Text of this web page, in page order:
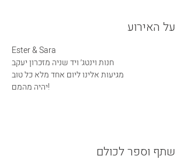
על האירוע
Ester & Sara
חנות וינטג׳ ויד שניה מזכרון יעקב
מגיעות אלינו ליום אחד מלא כל טוב
יהיה מהמם!
שתף וספר לכולם